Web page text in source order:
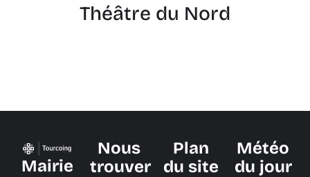
Théâtre du Nord
Mairie
Nous
trouver
Plan
du site
Météo
du jour